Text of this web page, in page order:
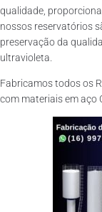
qualidade,
nossos reservatórios
preservação da
ultravioleta.
Fabricamos todos os
com materiais em aço